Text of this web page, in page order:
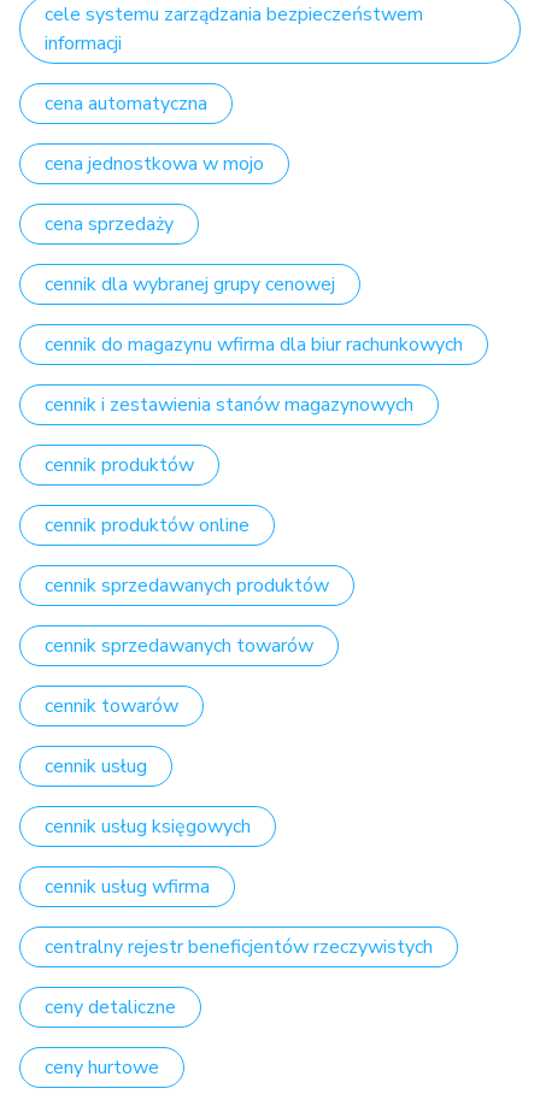
cele systemu zarządzania bezpieczeństwem
informacji
cena automatyczna
cena jednostkowa w mojo
cena sprzedaży
cennik dla wybranej grupy cenowej
cennik do magazynu wfirma dla biur rachunkowych
cennik i zestawienia stanów magazynowych
cennik produktów
cennik produktów online
cennik sprzedawanych produktów
cennik sprzedawanych towarów
cennik towarów
cennik usług
cennik usług księgowych
cennik usług wfirma
centralny rejestr beneficjentów rzeczywistych
ceny detaliczne
ceny hurtowe